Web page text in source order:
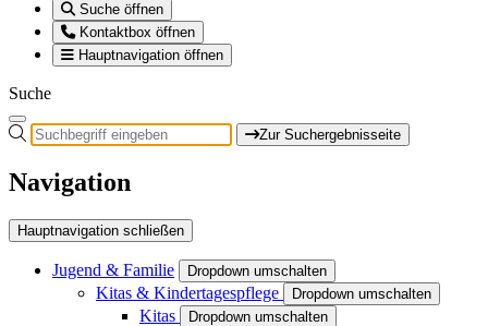
Suche öffnen
Kontaktbox öffnen
Hauptnavigation öffnen
Suche
Zur Suchergebnisseite
Navigation
Hauptnavigation schließen
Jugend & Familie Dropdown umschalten
Kitas & Kindertagespflege Dropdown umschalten
Kitas Dropdown umschalten